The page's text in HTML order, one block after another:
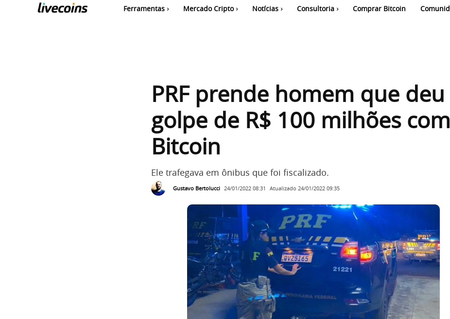
Ferramentas Mercado Cripto Notícias Consultoria Comprar Bitcoin
PRF prende homem que deu
golpe de R$ 100 milhões com
Bitcoin
Ele trafegava em ônibus que foi fiscalizado.
Gustavo Bertolucci 24/01/2022 08:31 Atualizado 24/01/2022 09:35